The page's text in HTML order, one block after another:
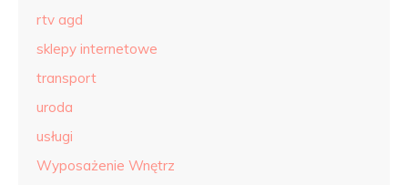
rtv agd
sklepy internetowe
transport
uroda
usługi
Wyposażenie Wnętrz